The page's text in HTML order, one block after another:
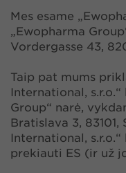
Mes esame
„Ewopharma
Vordergasse 43,
Taip pat mums
International,
Group“ narė,
Bratislava 3,
International,
prekiauti ES (ir už